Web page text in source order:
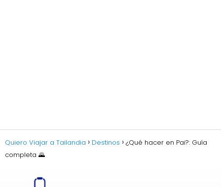
Quiero Viajar a Tailandia Destinos
¿Qué hacer en Pai?: Guía
completa 🌄